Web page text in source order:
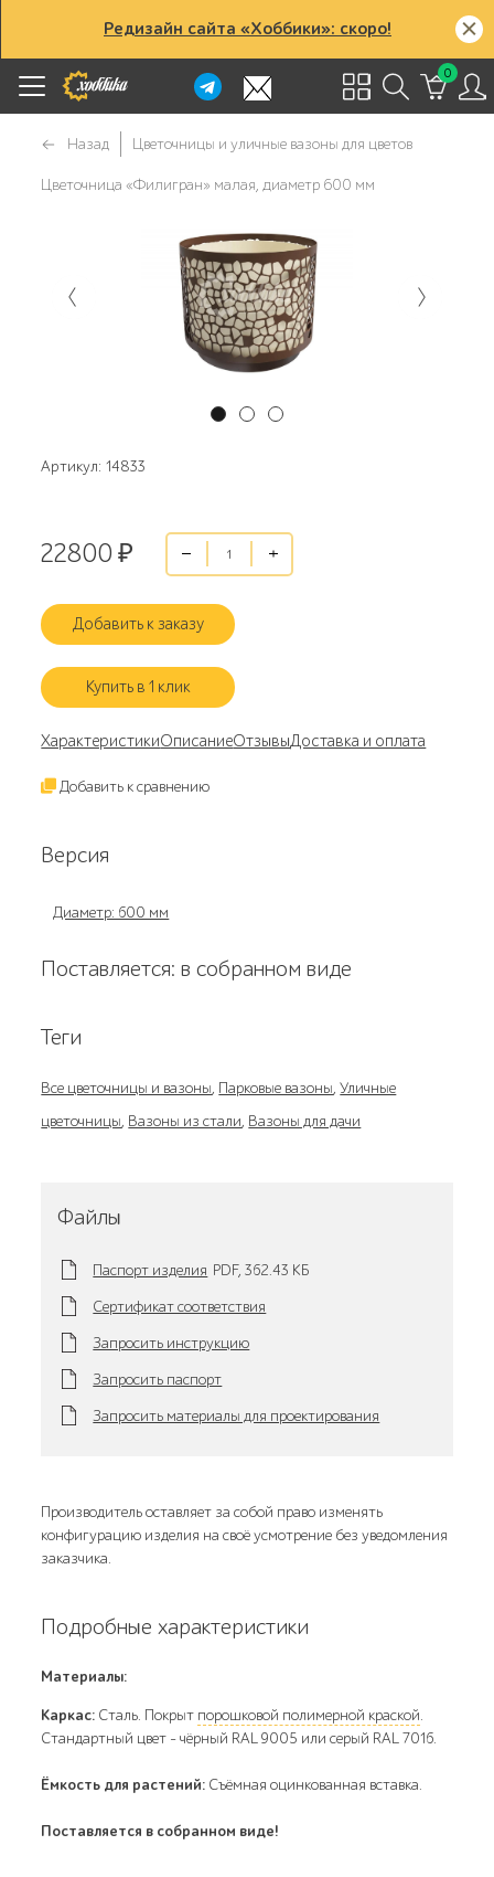
Редизайн сайта «Хоббики»: скоро!
0
Назад Цветочницы и уличные вазоны для цветов
Цветочница «Филигран» малая, диаметр 600 мм
Артикул: 14833
22800 ₽
Добавить к заказу
Купить в 1 клик
ХарактеристикиОписаниеОтзывыДоставка и оплата
Добавить к сравнению
Версия
Диаметр: 600 мм
Поставляется: в собранном виде
Теги
Все цветочницы и вазоны, Парковые вазоны,Уличные
цветочницы, Вазоны из стали, Вазоны для дачи
Файлы
Паспорт изделия PDF, 362.43 KБ
Сертификат соответствия
Запросить инструкцию
Запросить паспорт
Запросить материалы для проектирования
Производитель оставляет за собой право изменять
конфигурацию изделия на своё усмотрение без уведомления
заказчика.
Подробные характеристики
Материалы:
Каркас: Сталь. Покрыт порошковой полимерной краской.
Стандартный цвет – чёрный RAL 9005 или серый RAL 7016.
Ёмкость для растений: Съёмная оцинкованная вставка.
Поставляется в собранном виде!